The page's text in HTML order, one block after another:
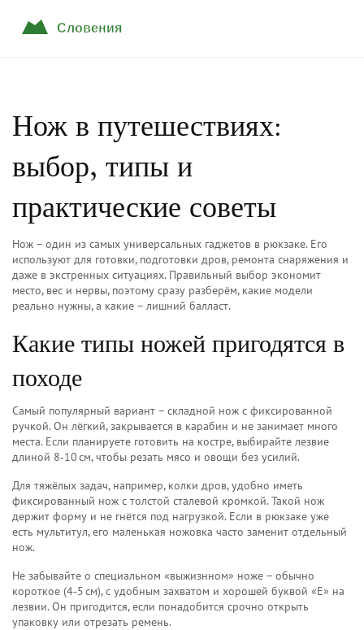
Нож в путешествиях:
выбор, типы и
практические советы
Нож – один из самых универсальных гаджетов в рюкзаке. Его
используют для готовки, подготовки дров, ремонта снаряжения и
даже в экстренных ситуациях. Правильный выбор экономит
место, вес и нервы, поэтому сразу разберём, какие модели
реально нужны, а какие – лишний балласт.
Какие типы ножей пригодятся в
походе
Самый популярный вариант – складной нож с фиксированной
ручкой. Он лёгкий, закрывается в карабин и не занимает много
места. Если планируете готовить на костре, выбирайте лезвие
длиной 8‑10 см, чтобы резать мясо и овощи без усилий.
Для тяжёлых задач, например, колки дров, удобно иметь
фиксированный нож с толстой сталевой кромкой. Такой нож
держит форму и не гнётся под нагрузкой. Если в рюкзаке уже
есть мультитул, его маленькая ножовка часто заменит отдельный
нож.
Не забывайте о специальном «выжизнном» ноже – обычно
короткое (4‑5 см), с удобным захватом и хорошей буквой «E» на
лезвии. Он пригодится, если понадобится срочно открыть
упаковку или отрезать ремень.